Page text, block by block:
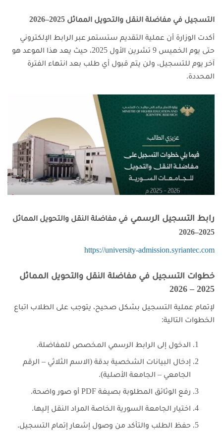
التسجيل في مفاضلة النقل والتحويل المماثل 2025–2026
أكدت الوزارة أن عملية التقديم ستستمر عبر الرابط الإلكتروني
حتى يوم الخميس 9 تشرين الأول 2025، حيث يعد هذا الموعد هو
آخر يوم للتسجيل، ولن يتم قبول أي طلب بعد انتهاء الفترة
المحددة.
رابط التسجيل الرسمي في مفاضلة النقل والتحويل المماثل
2025–2026
https://university-admission.syriantec.com
خطوات التسجيل في مفاضلة النقل والتحويل المماثل
2025 – 2026
لإتمام عملية التسجيل بشكل صحيح، يتوجب على الطلاب اتباع
الخطوات التالية:
الدخول إلى الرابط الرسمي المخصص للمفاضلة.
إدخال البيانات الشخصية بدقة (الاسم الثلاثي – الرقم
الجامعي – الجامعة الأصلية).
رفع الوثائق المطلوبة بصيغة PDF أو صور واضحة.
اختيار الجامعة السورية الخاصة المراد النقل إليها.
حفظ الطلب والتأكد من وصول إشعار إتمام التسجيل.